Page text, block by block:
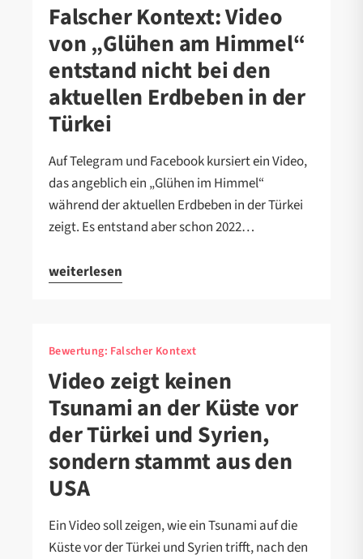
Falscher Kontext: Video
von „Glühen am Himmel“
entstand nicht bei den
aktuellen Erdbeben in der
Türkei
Auf Telegram und Facebook kursiert ein Video,
das angeblich ein „Glühen im Himmel“
während der aktuellen Erdbeben in der Türkei
zeigt. Es entstand aber schon 2022…
weiterlesen
Bewertung: Falscher Kontext
Video zeigt keinen
Tsunami an der Küste vor
der Türkei und Syrien,
sondern stammt aus den
USA
Ein Video soll zeigen, wie ein Tsunami auf die
Küste vor der Türkei und Syrien trifft, nach den